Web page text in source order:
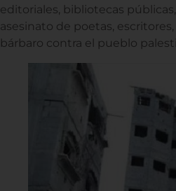
editoriales, bibliotecas
asesinato de poetas,
bárbaro contra el pueblo